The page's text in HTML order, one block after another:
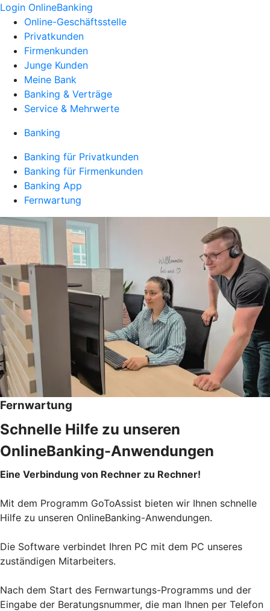
Login OnlineBanking
Online-Geschäftsstelle
Privatkunden
Firmenkunden
Junge Kunden
Meine Bank
Banking & Verträge
Service & Mehrwerte
Banking
Banking für Privatkunden
Banking für Firmenkunden
Banking App
Fernwartung
Fernwartung
Schnelle Hilfe zu unseren
OnlineBanking-Anwendungen
Eine Verbindung von Rechner zu Rechner!
Mit dem Programm GoToAssist bieten wir Ihnen schnelle
Hilfe zu unseren OnlineBanking-Anwendungen.
Die Software verbindet Ihren PC mit dem PC unseres
zuständigen Mitarbeiters.
Nach dem Start des Fernwartungs-Programms und der
Eingabe der Beratungsnummer, die man Ihnen per Telefon